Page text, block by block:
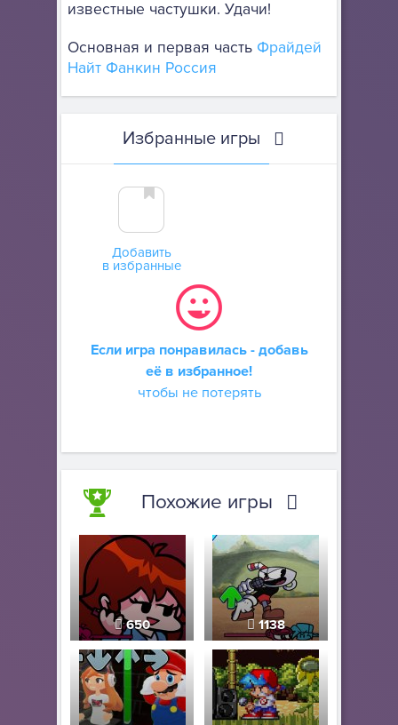
известные частушки. Удачи!
Основная и первая часть Фрайдей
Найт Фанкин Россия
Избранные игры
Добавить
в избранные
Если игра понравилась - добавь
её в избранное!
чтобы не потерять
Похожие игры
650 1138